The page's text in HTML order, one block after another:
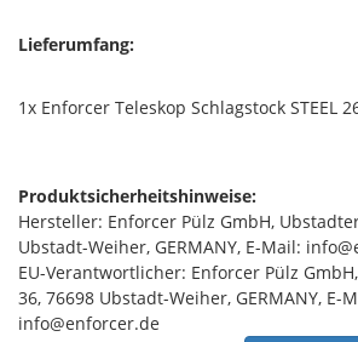
Lieferumfang:
1x Enforcer Teleskop Schlagstock STEEL
Produktsicherheitshinweise:
Hersteller: Enforcer Pülz GmbH,
Ubstadt-Weiher, GERMANY, E-Mail:
EU-Verantwortlicher: Enforcer Pülz
36, 76698 Ubstadt-Weiher, GERMANY, E-
info@enforcer.de